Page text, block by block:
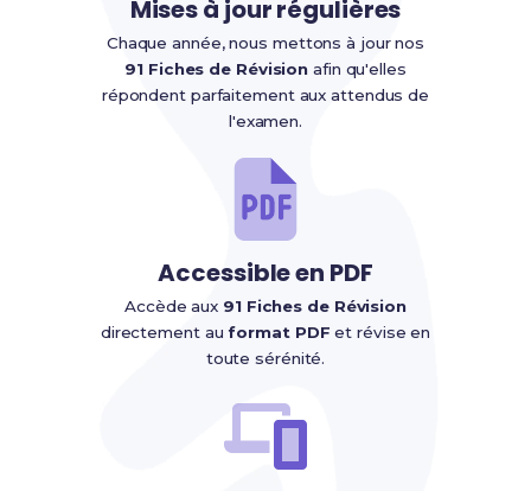
Mises à jour régulières
Chaque année, nous mettons à jour nos
91 Fiches de Révision afin qu'elles
répondent parfaitement aux attendus de
l'examen.
Accessible en PDF
Accède aux 91 Fiches de Révision
directement auformat PDF et révise en
toute sérénité.